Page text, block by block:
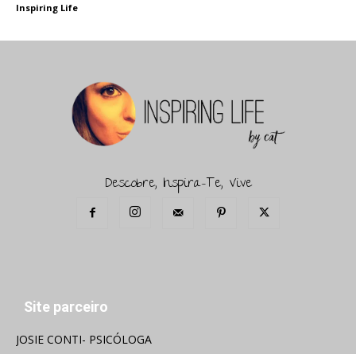
Inspiring Life
Descobre, Inspira-Te, Vive
Site parceiro
JOSIE CONTI- PSICÓLOGA